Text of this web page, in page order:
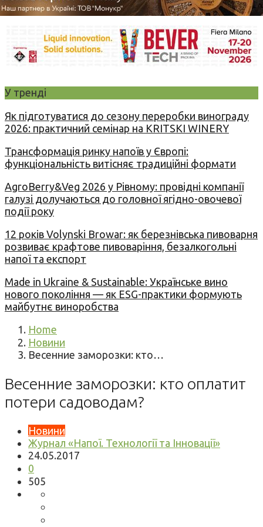
У тренді
Як підготуватися до сезону переробки винограду
2026: практичний семінар на KRITSKI WINERY
Трансформація ринку напоїв у Європі:
функціональність витісняє традиційні формати
AgroBerry&Veg 2026 у Рівному: провідні компанії
галузі долучаються до головної ягідно-овочевої
події року
12 років Volynski Browar: як березнівська пивоварня
розвиває крафтове пивоваріння, безалкогольні
напої та експорт
Made in Ukraine & Sustainable: Українське вино
нового покоління — як ESG-практики формують
майбутнє виноробства
Home
Новини
Весенние заморозки: кто…
Весенние заморозки: кто оплатит
потери садоводам?
Новини
Журнал «Напої. Технології та Інновації»
24.05.2017
0
505